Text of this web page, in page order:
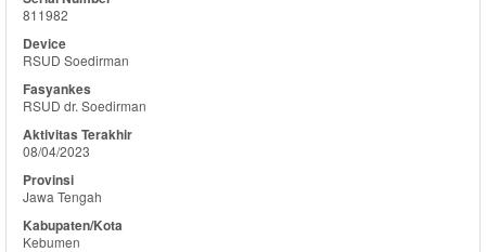
811982
RSUD Soedirman
RSUD dr. Soedirman
08/04/2023
Jawa Tengah
Kebumen